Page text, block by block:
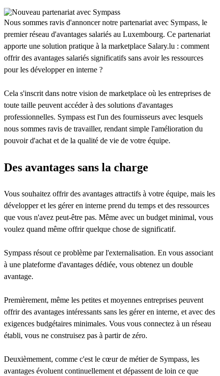
Nous sommes ravis d'annoncer notre partenariat avec Sympass, le
premier réseau d'avantages salariés au Luxembourg. Ce partenariat
apporte une solution pratique à la marketplace Salary.lu : comment
offrir des avantages salariés significatifs sans avoir les ressources
pour les développer en interne ?
Cela s'inscrit dans notre vision de marketplace où les entreprises de
toute taille peuvent accéder à des solutions d'avantages
professionnelles. Sympass est l'un des fournisseurs avec lesquels
nous sommes ravis de travailler, rendant simple l'amélioration du
pouvoir d'achat et de la qualité de vie de votre équipe.
Des avantages sans la charge
Vous souhaitez offrir des avantages attractifs à votre équipe, mais les
développer et les gérer en interne prend du temps et des ressources
que vous n'avez peut-être pas. Même avec un budget minimal, vous
voulez quand même offrir quelque chose de significatif.
Sympass résout ce problème par l'externalisation. En vous associant
à une plateforme d'avantages dédiée, vous obtenez un double
avantage.
Premièrement, même les petites et moyennes entreprises peuvent
offrir des avantages intéressants sans les gérer en interne, et avec des
exigences budgétaires minimales. Vous vous connectez à un réseau
établi, vous ne construisez pas à partir de zéro.
Deuxièmement, comme c'est le cœur de métier de Sympass, les
avantages évoluent continuellement et dépassent de loin ce que